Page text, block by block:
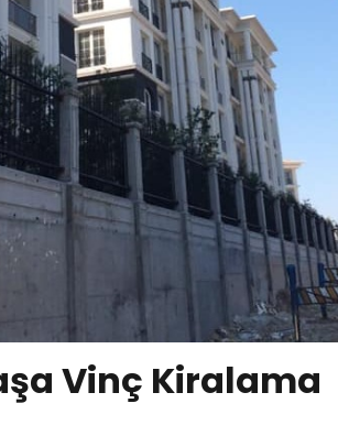
Vinç Kiralama